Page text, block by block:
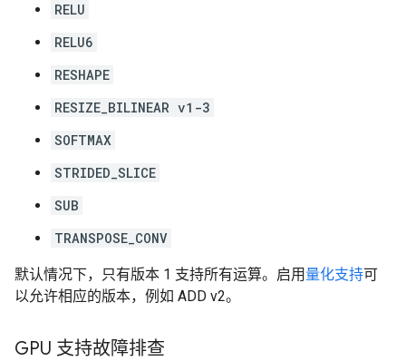
RELU
RELU6
RESHAPE
RESIZE_BILINEAR v1-3
SOFTMAX
STRIDED_SLICE
SUB
TRANSPOSE_CONV
默认情况下，只有版本 1 支持所有运算。启用 量化支持可
以允许相应的版本，例如 ADD v2。
GPU 支持故障排查